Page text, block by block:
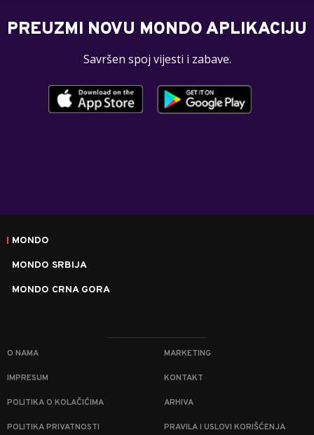
PREUZMI NOVU MONDO APLIKACIJU
Savršen spoj vijesti i zabave.
MONDO
MONDO SRBIJA
MONDO CRNA GORA
O NAMA MARKETING
IMPRESUM KONTAKT
POLITIKA O KOLAČIĆIMA ARHIVA
POLITIKA PRIVATNOSTI PRAVILA I USLOVI KORIŠĆENJA